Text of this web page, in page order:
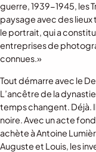
guerre, 1939-1945, les
paysage avec des
le portrait, qui a
entreprises de
connues.»
Tout démarre avec le
L’ancêtre de la
temps changent. Déjà.
noire. Avec un acte
achète à Antoine
Auguste et Louis, les